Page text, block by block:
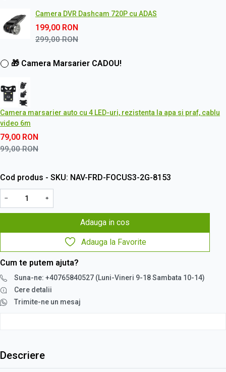
Camera DVR Dashcam 720P cu ADAS
199,00 RON
299,00RON
🎁 Camera Marsarier CADOU!
Camera marsarier auto cu 4 LED-uri, rezistenta la apa si praf, cablu
video 6m
79,00 RON
99,00RON
Cod produs - SKU NAV-FRD-FOCUS3-2G-8153
− +
Adauga in cos
Adauga la Favorite
Cum te putem ajuta?
Suna-ne: +40765840527 (Luni-Vineri 9-18 Sambata 10-14)
Cere detalii
Trimite-ne un mesaj
Descriere